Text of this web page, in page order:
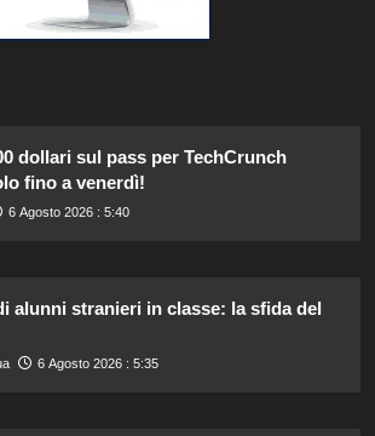
dollari sul pass per TechCrunch
fino a venerdì!
6 Agosto 2026 : 5:40
alunni stranieri in classe: la sfida del
6 Agosto 2026 : 5:35